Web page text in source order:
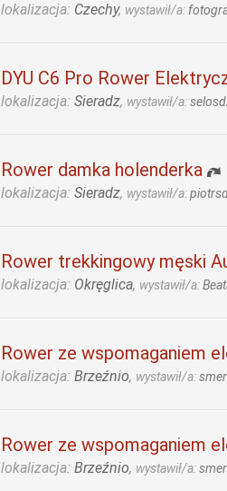
lokalizacja: Czechy, wystawił/a:
DYU C6 Pro Rower
lokalizacja: Sieradz, wystawił/a:
Rower damka holenderka
lokalizacja: Sieradz, wystawił/a:
Rower trekkingowy męski
lokalizacja: Okręglica, wystawił/a:
Rower ze wspomaganiem
lokalizacja: Brzeźnio, wystawił/a:
Rower ze wspomaganiem
lokalizacja: Brzeźnio, wystawił/a: